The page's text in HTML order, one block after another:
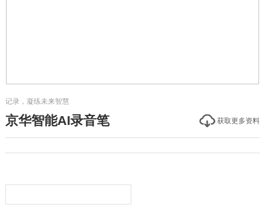
记录，凝练未来智慧
京华智能AI录音笔 获取更多资料